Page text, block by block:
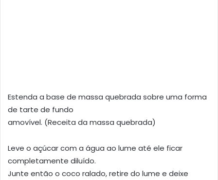
Estenda a base de massa quebrada sobre uma forma
de tarte de fundo
amovível. (Receita da massa quebrada)
Leve o açúcar com a água ao lume até ele ficar
completamente diluído.
Junte então o coco ralado, retire do lume e deixe